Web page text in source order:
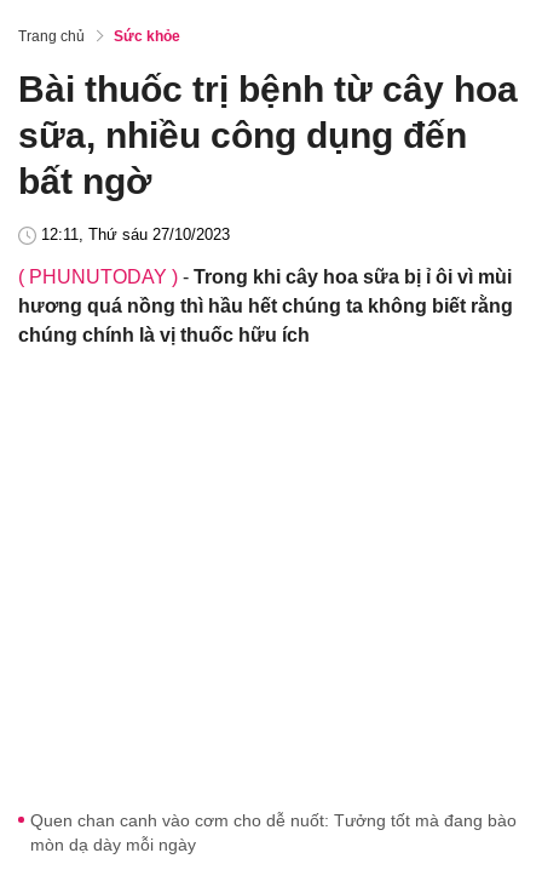
Trang chủ Sức khỏe
Bài thuốc trị bệnh từ cây hoa
sữa, nhiều công dụng đến
bất ngờ
12:11, Thứ sáu 27/10/2023
( PHUNUTODAY ) - Trong khi cây hoa sữa bị ỉ ôi vì mùi
hương quá nồng thì hầu hết chúng ta không biết rằng
chúng chính là vị thuốc hữu ích
Quen chan canh vào cơm cho dễ nuốt: Tưởng tốt mà đang bào
mòn dạ dày mỗi ngày